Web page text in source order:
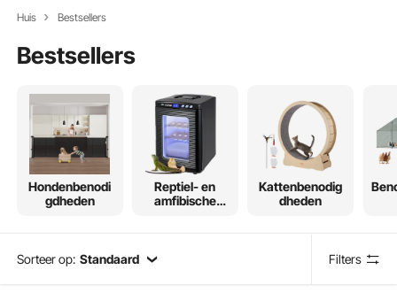
Huis Bestsellers
Bestsellers
Hondenbenodi
gdheden
Reptiel- en
amfibische
Kattenbenodig
dheden
Sorteer op: Standaard Filters